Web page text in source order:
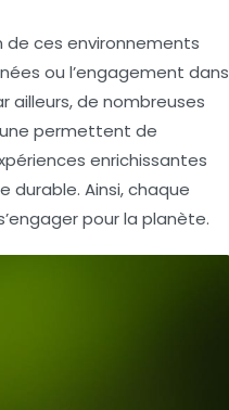
de ces environnements
ou l’engagement dans
de nombreuses
permettent de
enrichissantes
durable. Ainsi, chaque
pour la planète.